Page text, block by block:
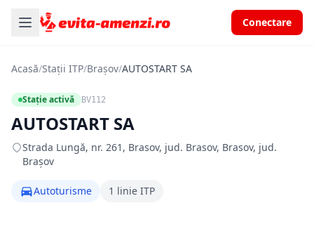
Conectare
Acasă/Stații ITP/Brașov/AUTOSTART SA
Stație activă BV112
AUTOSTART SA
Strada Lungă, nr. 261, Brasov, jud. Brasov, Brasov, jud.
Brașov
Autoturisme 1 linie ITP